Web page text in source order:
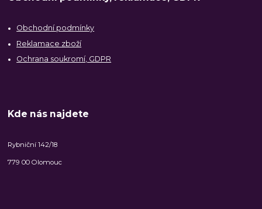
Obchodní podmínky
Reklamace zboží
Ochrana soukromí, GDPR
Kde nás najdete
Rybniční 142/18
779 00 Olomouc